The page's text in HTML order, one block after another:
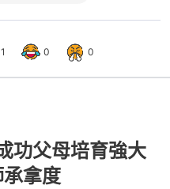
1 0 0
功父母培育強大
拿度